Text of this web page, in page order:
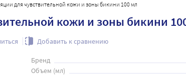
для чувствительной кожи и зоны бикини 100 мл
кожи и зоны бикини
Добавить к сравнению
Бренд
Объем (мл)